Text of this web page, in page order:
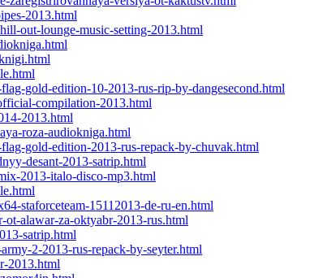
2013.html
out-lounge-music-setting-2013.html
gold-edition-10-2013-rus-rip-by-dangesecond.html
compilation-2013.html
2013.html
roza-audiokniga.html
gold-edition-2013-rus-repack-by-chuvak.html
desant-2013-satrip.html
2013-italo-disco-mp3.html
staforceteam-15112013-de-ru-en.html
alawar-za-oktyabr-2013-rus.html
satrip.html
2-2013-rus-repack-by-seyter.html
2013.html